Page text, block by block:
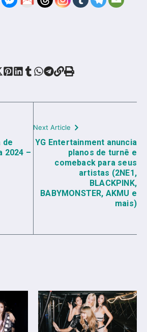
de
2024 –
Next Article
YG Entertainment anuncia
planos de turnê e
comeback para seus
artistas (2NE1,
BLACKPINK,
BABYMONSTER, AKMU e
mais)